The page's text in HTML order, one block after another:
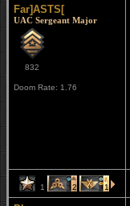
Far]ASTS[
UAC Sergeant Major
832
Doom Rate: 1.76
1 2 1